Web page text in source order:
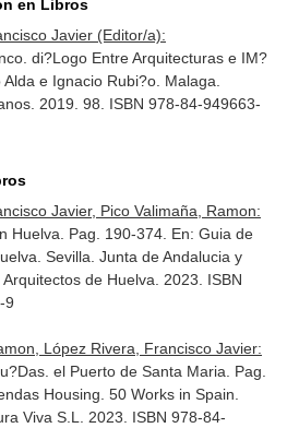
en Libros
Javier (Editor/a):
di?Logo Entre Arquitecturas e IM?
e Ignacio Rubi?o. Malaga.
2019. 98. ISBN 978-84-949663-
Javier, Pico Valimaña, Ramon:
Huelva. Pag. 190-374. En: Guia de
. Sevilla. Junta de Andalucia y
de Huelva. 2023. ISBN
9
López Rivera, Francisco Javier:
el Puerto de Santa Maria. Pag.
Housing. 50 Works in Spain
Viva S.L. 2023. ISBN 978-84-